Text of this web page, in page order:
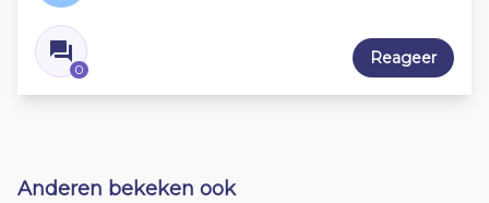
0
Reageer
Anderen bekeken ook